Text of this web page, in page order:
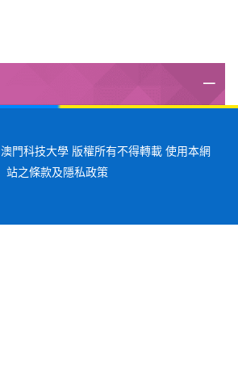
澳門科技大學 版權所有不得轉載 使用本網
站之條款及隱私政策